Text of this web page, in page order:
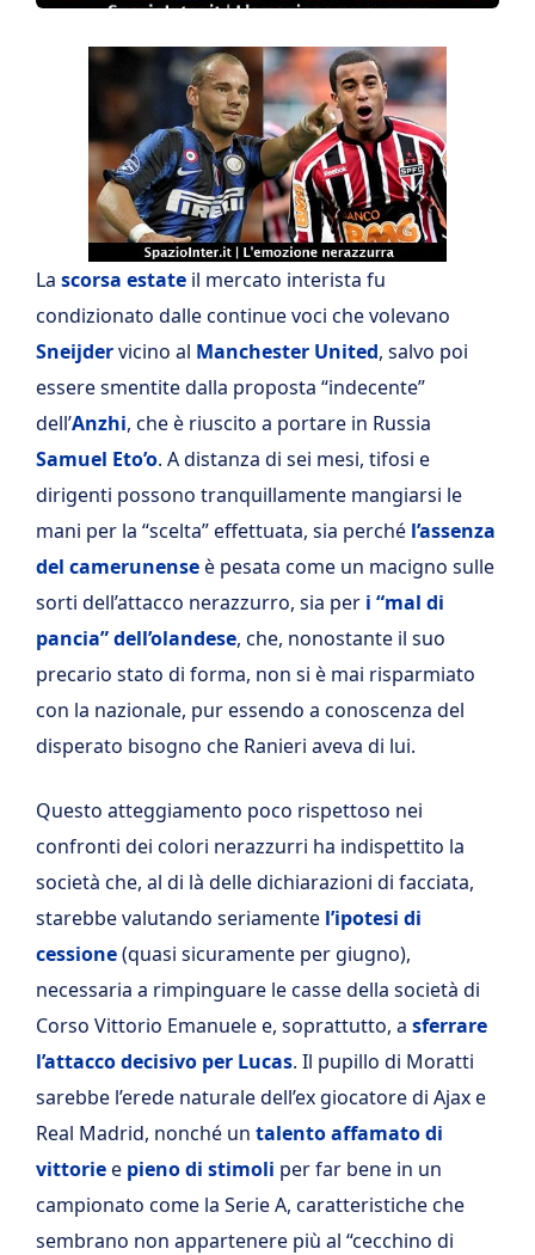
La scorsa estate il mercato interista fu
condizionato dalle continue voci che volevano
Sneijdervicino al Manchester United, salvo poi
essere smentite dalla proposta “indecente”
dell’Anzhi, che è riuscito a portare in Russia
Samuel Eto’o. A distanza di sei mesi, tifosi e
dirigenti possono tranquillamente mangiarsi le
mani per la “scelta” effettuata, sia perché l’assenza
del camerunenseè pesata come un macigno sulle
sorti dell’attacco nerazzurro, sia per i “mal di
pancia” dell’olandese, che, nonostante il suo
precario stato di forma, non si è mai risparmiato
con la nazionale, pur essendo a conoscenza del
disperato bisogno che Ranieri aveva di lui.
Questo atteggiamento poco rispettoso nei
confronti dei colori nerazzurri ha indispettito la
società che, al di là delle dichiarazioni di facciata,
starebbe valutando seriamente l’ipotesi di
cessione(quasi sicuramente per giugno),
necessaria a rimpinguare le casse della società di
Corso Vittorio Emanuele e, soprattutto, a sferrare
l’attacco decisivo per Lucas. Il pupillo di Moratti
sarebbe l’erede naturale dell’ex giocatore di Ajax e
Real Madrid, nonché un talento affamato di
vittoriee pieno di stimoli per far bene in un
campionato come la Serie A, caratteristiche che
sembrano non appartenere più al “cecchino di